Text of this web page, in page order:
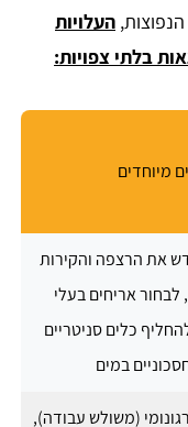
העלויות
בלתי צפויות:
מיוחדים
את הרצפה והקירות
1.8 מ', לבחור אריחים בעלי
כלים סניטריים
במים
(משולש עבודה),